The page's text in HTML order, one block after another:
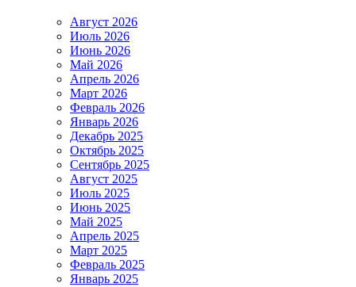
Август 2026
Июль 2026
Июнь 2026
Май 2026
Апрель 2026
Март 2026
Февраль 2026
Январь 2026
Декабрь 2025
Октябрь 2025
Сентябрь 2025
Август 2025
Июль 2025
Июнь 2025
Май 2025
Апрель 2025
Март 2025
Февраль 2025
Январь 2025